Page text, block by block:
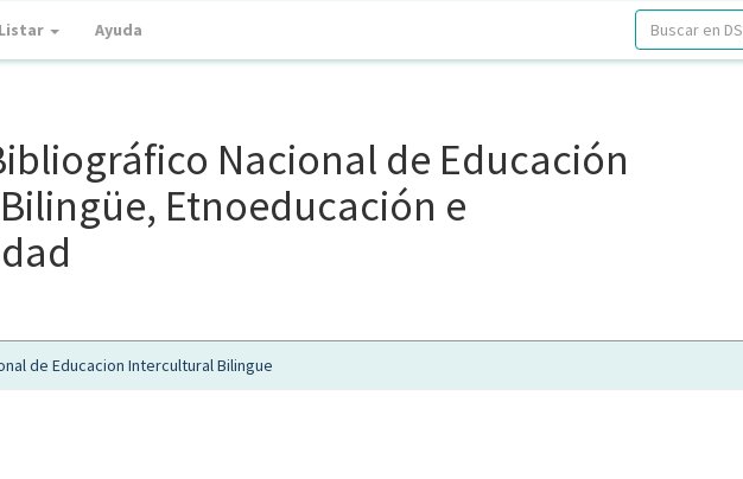
Listar Ayuda
Nacional de Educación
Etnoeducación e
de Educacion Intercultural Bilingue